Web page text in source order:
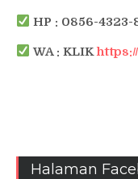
HP : 0856-4323-
WA : KLIK
Halaman